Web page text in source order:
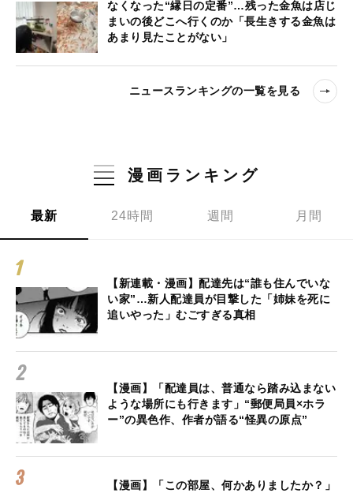
なくなった“縁日の定番”…残った金魚は店じ
まいの後どこへ行くのか「長生きする金魚は
あまり見たことがない」
ニュースランキングの一覧を見る
漫画ランキング
最新 24時間 週間 月間
【新連載・漫画】配達先は“誰も住んでいな
い家”…新人配達員が目撃した「姉妹を死に
追いやった」むごすぎる真相
【漫画】「配達員は、普通なら踏み込まない
ような場所にも行きます」“郵便局員×ホラ
ー”の異色作、作者が語る“怪異の原点”
【漫画】「この部屋、何かありましたか？」